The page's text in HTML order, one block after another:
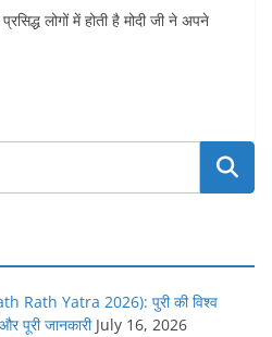
लोगों में होती है मोदी जी ने अपने
Rath Yatra 2026): पुरी की विश्व
पूरी जानकारी July 16, 2026